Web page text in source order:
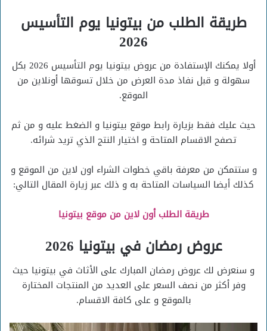
طريقة الطلب من بيتونيا يوم التأسيس
2026
أولا يمكنك الإستفادة من عروض بيتونيا يوم التأسيس 2026 بكل
سهولة و قبل نفاذ مدة العرض من خلال تسوقها أونلاين من
الموقع.
حيث عليك فقط بزيارة رابط موقع بيتونيا و الضغط عليه و من ثم
تصفح الاقسام المتاحة و اختيار النتج الذي تريد شرائه.
و ستتمكن من معرفة باقي خطوات الشراء اون لاين من الموقع و
كذلك أيضا السياسات المتاحة به و ذلك عبر زيارة المقال التالي:
طريقة الطلب أون لاين من موقع بيتونيا
عروض رمضان في بيتونيا 2026
و سنعرض لك عروض رمضان المبارك على الأثاث في بيتونيا حيث
وفر أكثر من نصف السعر على العديد من المنتجات المختارة
بالموقع و على كافة الاقسام.